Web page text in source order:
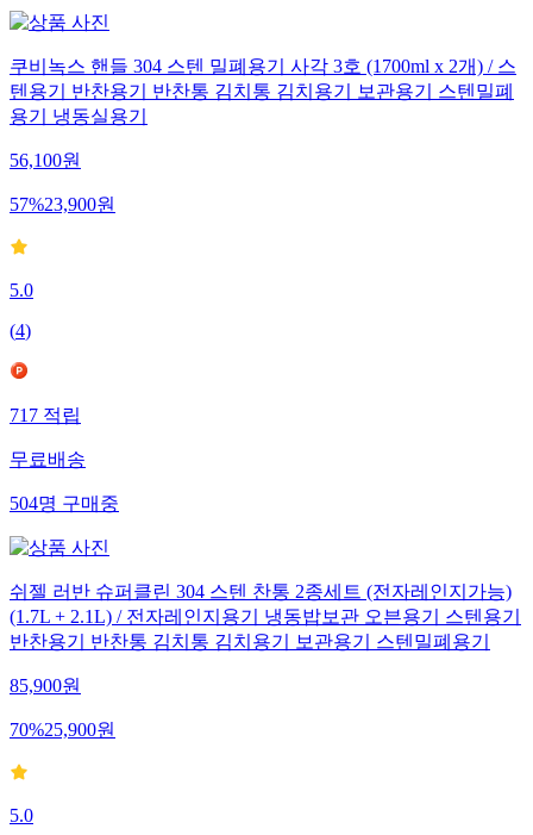
쿠비녹스 핸들 304 스텐 밀폐용기 사각 3호 (1700ml x 2개) / 스
텐용기 반찬용기 반찬통 김치통 김치용기 보관용기 스텐밀폐
용기 냉동실용기
56,100원
57%23,900원
5.0
(4)
717적립
무료배송
504명구매중
쉬젤 러반 슈퍼클린 304 스텐 찬통 2종세트 (전자레인지가능)
(1.7L + 2.1L) / 전자레인지용기 냉동밥보관 오븐용기 스텐용기
반찬용기 반찬통 김치통 김치용기 보관용기 스텐밀폐용기
85,900원
70%25,900원
5.0